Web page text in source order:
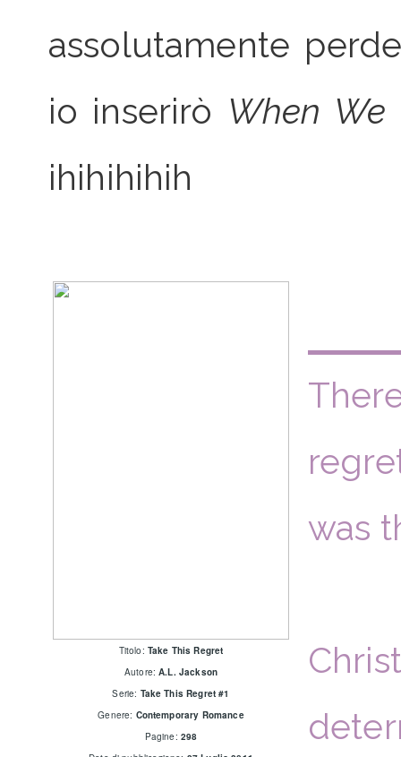
assolutamente
io inserirò When We
ihihihihih
Titolo: Take This Regret
Autore: A.L. Jackson
Serie: Take This Regret #1
Genere: Contemporary Romance
Pagine: 298
was